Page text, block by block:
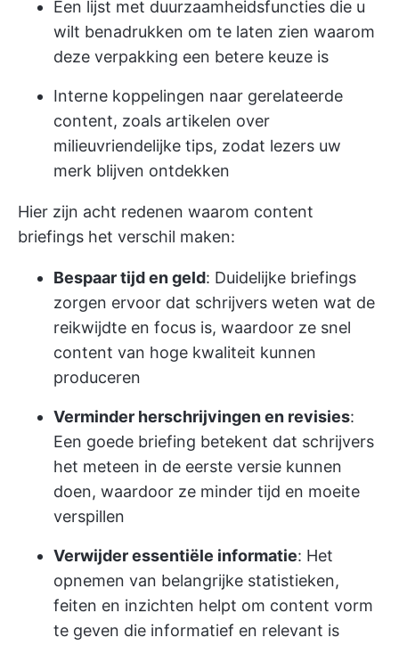
Een lijst met duurzaamheidsfuncties die u
wilt benadrukken om te laten zien waarom
deze verpakking een betere keuze is
Interne koppelingen naar gerelateerde
content, zoals artikelen over
milieuvriendelijke tips, zodat lezers uw
merk blijven ontdekken
Hier zijn acht redenen waarom content
briefings het verschil maken:
Bespaar tijd en geld: Duidelijke briefings
zorgen ervoor dat schrijvers weten wat de
reikwijdte en focus is, waardoor ze snel
content van hoge kwaliteit kunnen
produceren
Verminder herschrijvingen en revisies:
Een goede briefing betekent dat schrijvers
het meteen in de eerste versie kunnen
doen, waardoor ze minder tijd en moeite
verspillen
Verwijder essentiële informatie: Het
opnemen van belangrijke statistieken,
feiten en inzichten helpt om content vorm
te geven die informatief en relevant is